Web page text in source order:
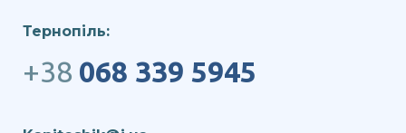
Тернопіль:
+38 068 339 5945